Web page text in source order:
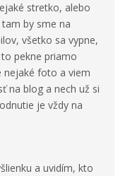
stretko, alebo
by sme na
všetko sa vypne,
pekne priamo
nejaké foto a viem
na blog a nech už si
je vždy na
a uvidím, kto